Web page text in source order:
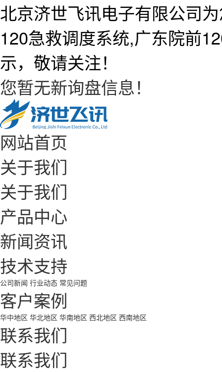
北京济世飞讯电子有限公司
120急救调度系统,广东院前
示，敬请关注！
您暂无新询盘信息！
网站首页
关于我们
关于我们
产品中心
新闻资讯
技术支持
公司新闻 行业动态 常见问题
客户案例
华中地区 华北地区 华南地区 西北地区 西南地区
联系我们
联系我们